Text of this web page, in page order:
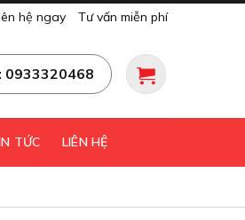
hệ ngay Tư vấn miễn phí
0933320468
TỨC LIÊN HỆ